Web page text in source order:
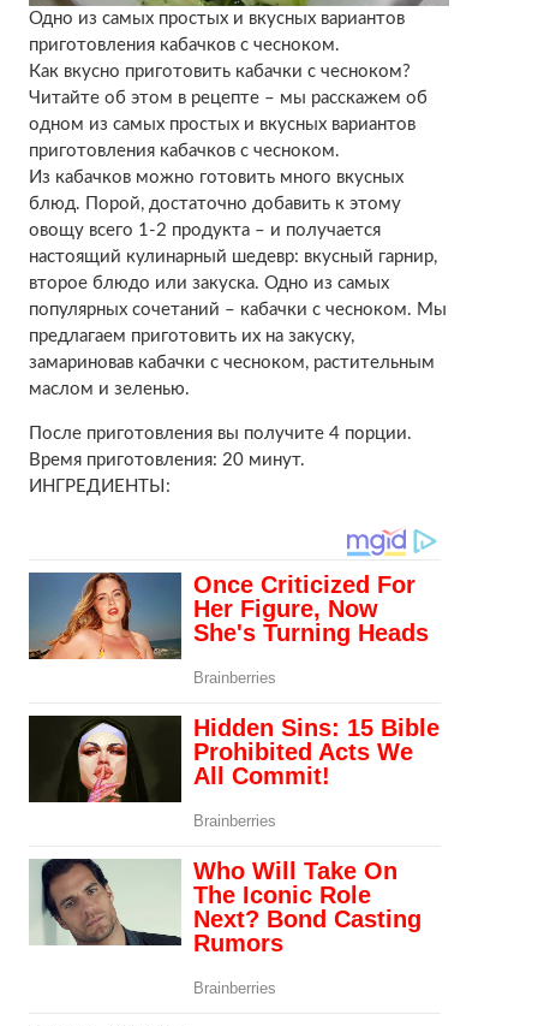
Одно из самых простых и вкусных вариантов
приготовления кабачков с чесноком.
Как вкусно приготовить кабачки с чесноком?
Читайте об этом в рецепте – мы расскажем об
одном из самых простых и вкусных вариантов
приготовления кабачков с чесноком.
Из кабачков можно готовить много вкусных
блюд. Порой, достаточно добавить к этому
овощу всего 1-2 продукта – и получается
настоящий кулинарный шедевр: вкусный гарнир,
второе блюдо или закуска. Одно из самых
популярных сочетаний – кабачки с чесноком. Мы
предлагаем приготовить их на закуску,
замариновав кабачки с чесноком, растительным
маслом и зеленью.
После приготовления вы получите 4 порции.
Время приготовления: 20 минут.
ИНГРЕДИЕНТЫ: